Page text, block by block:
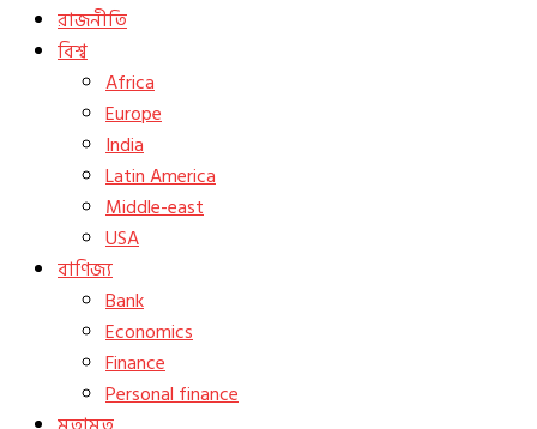
রাজনীতি
বিশ্ব
Africa
Europe
India
Latin America
Middle-east
USA
বাণিজ্য
Bank
Economics
Finance
Personal finance